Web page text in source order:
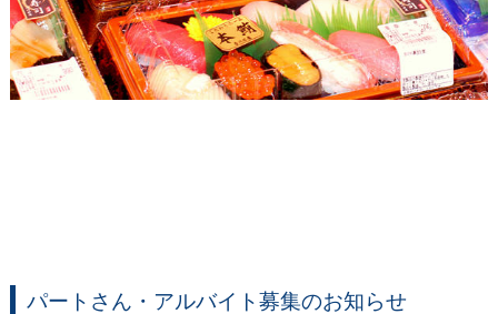
パートさん・アルバイト募集のお知らせ